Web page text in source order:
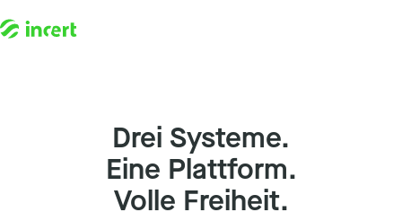
Zum Inhalt springen
Drei Systeme.
Eine Plattform.
Volle Freiheit.